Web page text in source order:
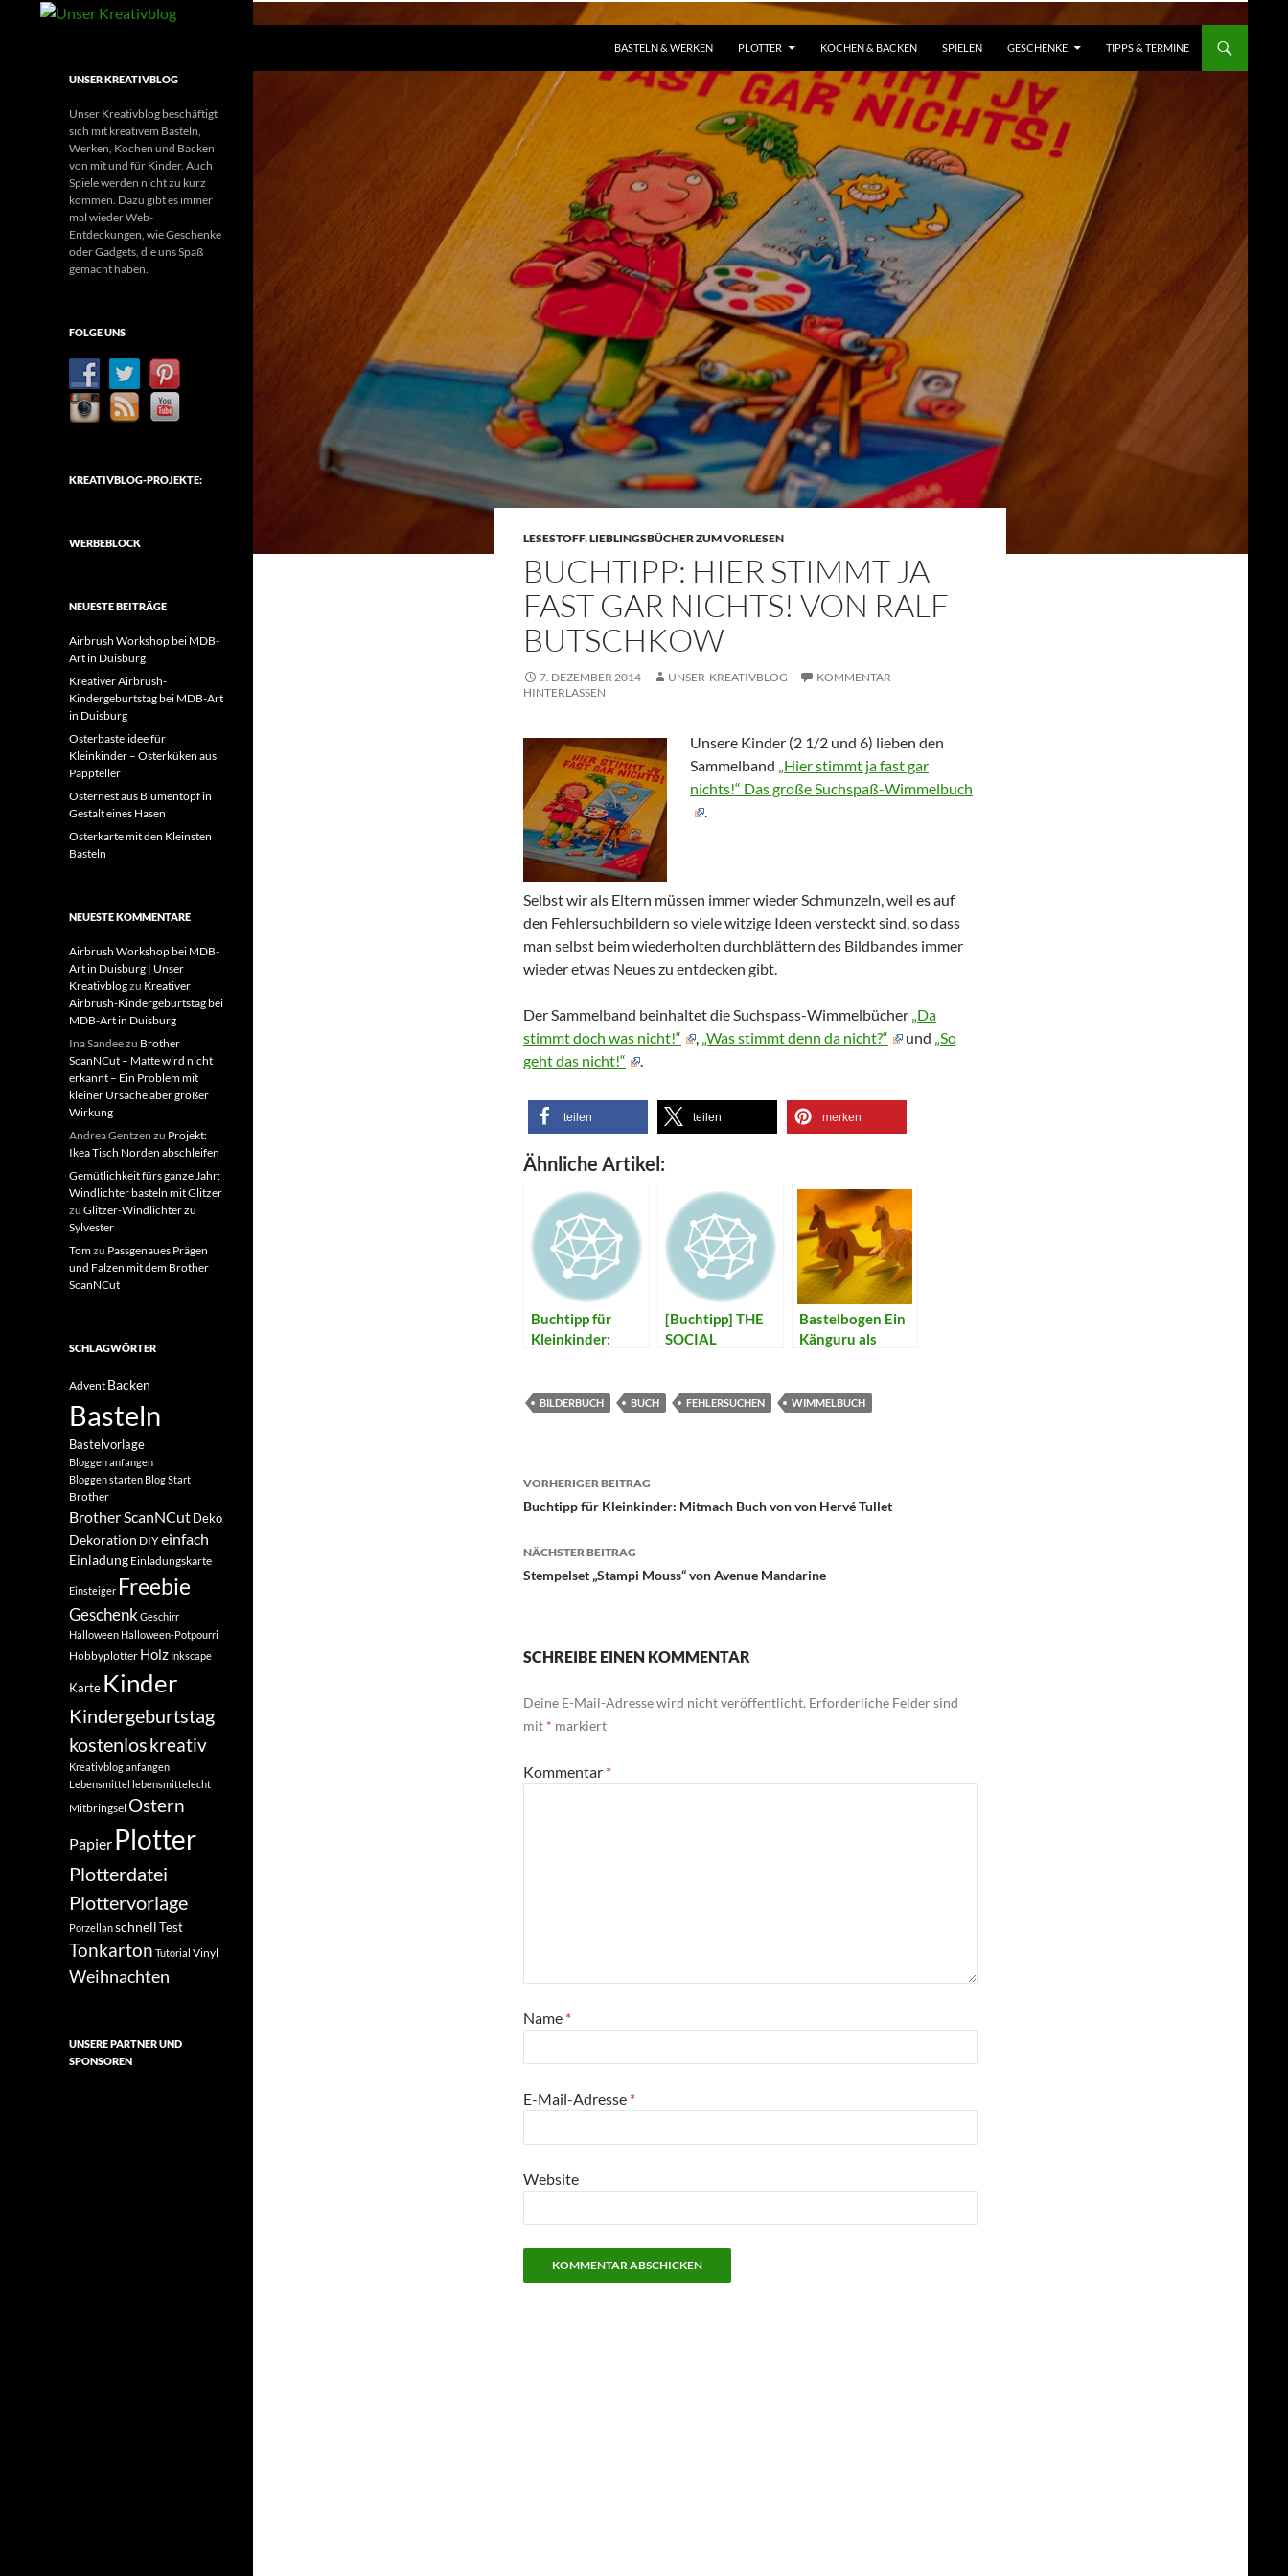
BASTELN & WERKEN
PLOTTER KOCHEN & BACKEN SPIELEN GESCHENKE TIPPS & TERMINE
LESESTOFF,LIEBLINGSBÜCHER ZUM VORLESEN
BUCHTIPP: HIER STIMMT JA
FAST GAR NICHTS! VON RALF
BUTSCHKOW
7. DEZEMBER 2014 UNSER-KREATIVBLOG
KOMMENTAR
HINTERLASSEN
Unsere Kinder (2 1/2 und 6) lieben den
Sammelband „Hier stimmt ja fast gar
nichts!“ Das große Suchspaß-Wimmelbuch
.
Selbst wir als Eltern müssen immer wieder Schmunzeln, weil es auf
den Fehlersuchbildern so viele witzige Ideen versteckt sind, so dass
man selbst beim wiederholten durchblättern des Bildbandes immer
wieder etwas Neues zu entdecken gibt.
Der Sammelband beinhaltet die Suchspass-Wimmelbücher „Da
stimmt doch was nicht!“
, „Was stimmt denn da nicht?“ und „So
geht das nicht!“
.
teilen teilen merken
Ähnliche Artikel:
Buchtipp für
Kleinkinder:
Tullet
[Buchtipp] THE
SOCIAL
Oli Hilbring
Bastelbogen Ein
Känguru als
BILDERBUCH BUCH FEHLERSUCHEN WIMMELBUCH
Beitragsnavigation
VORHERIGER BEITRAG
Buchtipp für Kleinkinder: Mitmach Buch von von Hervé Tullet
NÄCHSTER BEITRAG
Stempelset „Stampi Mouss“ von Avenue Mandarine
SCHREIBE EINEN KOMMENTAR
Deine E-Mail-Adresse wird nicht veröffentlicht. Erforderliche Felder sind
mit * markiert
Kommentar *
Name *
E-Mail-Adresse *
Website
Kreatives Basteln, Werken und mehr
UNSER KREATIVBLOG
Unser Kreativblog beschäftigt
sich mit kreativem Basteln,
Werken, Kochen und Backen
von mit und für Kinder. Auch
Spiele werden nicht zu kurz
kommen. Dazu gibt es immer
mal wieder Web-
Entdeckungen, wie Geschenke
oder Gadgets, die uns Spaß
gemacht haben.
FOLGE UNS
KREATIVBLOG-PROJEKTE:
WERBEBLOCK
NEUESTE BEITRÄGE
Airbrush Workshop bei MDB-
Art in Duisburg
Kreativer Airbrush-
Kindergeburtstag bei MDB-Art
in Duisburg
Osterbastelidee für
Kleinkinder – Osterküken aus
Pappteller
Osternest aus Blumentopf in
Gestalt eines Hasen
Osterkarte mit den Kleinsten
Basteln
NEUESTE KOMMENTARE
Airbrush Workshop bei MDB-
Art in Duisburg | Unser
Kreativblogzu Kreativer
Airbrush-Kindergeburtstag bei
MDB-Art in Duisburg
Ina Sandeezu Brother
ScanNCut – Matte wird nicht
erkannt – Ein Problem mit
kleiner Ursache aber großer
Wirkung
Andrea Gentzen zu Projekt:
Ikea Tisch Norden abschleifen
Gemütlichkeit fürs ganze Jahr:
Windlichter basteln mit Glitzer
zu Glitzer-Windlichter zu
Sylvester
Tomzu Passgenaues Prägen
und Falzen mit dem Brother
ScanNCut
SCHLAGWÖRTER
Advent Backen
Basteln
Bastelvorlage
Bloggen anfangen
Bloggen starten Blog Start
Brother
Brother ScanNCutDeko
Dekoration DIYeinfach
Einladung Einladungskarte
Einsteiger Freebie
GeschenkGeschirr
Halloween Halloween-Potpourri
Hobbyplotter Holz Inkscape
Karte Kinder
Kindergeburtstag
kostenloskreativ
Kreativblog anfangen
Lebensmittel lebensmittelecht
Mitbringsel Ostern
Papier Plotter
Plotterdatei
Plottervorlage
PorzellanschnellTest
Tonkarton Tutorial Vinyl
Weihnachten
UNSERE PARTNER UND
SPONSOREN